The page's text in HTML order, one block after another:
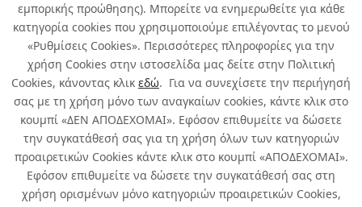
εμπορικής προώθησης). Μπορείτε να ενημερωθείτε για κάθε
κατηγορία cookies που χρησιμοποιούμε επιλέγοντας το μενού
«Ρυθμίσεις Cookies». Περισσότερες πληροφορίες για την
χρήση Cookies στην ιστοσελίδα μας δείτε στην Πολιτική
Cookies, κάνοντας κλικ εδώ. Για να συνεχίσετε την περιήγησή
σας με τη χρήση μόνο των αναγκαίων cookies, κάντε κλικ στο
κουμπί «ΔΕΝ ΑΠΟΔΕΧΟΜΑΙ». Εφόσον επιθυμείτε να δώσετε
την συγκατάθεσή σας για τη χρήση όλων των κατηγοριών
προαιρετικών Cookies κάντε κλικ στο κουμπί «ΑΠΟΔΕΧΟΜΑΙ».
Εφόσον επιθυμείτε να δώσετε την συγκατάθεσή σας στη
χρήση ορισμένων μόνο κατηγοριών προαιρετικών Cookies,
ΥΦΑΛΟΧΡΩΜΑΤΑ
Όλα
Σχετικά με εμάς
Χρήσιμα